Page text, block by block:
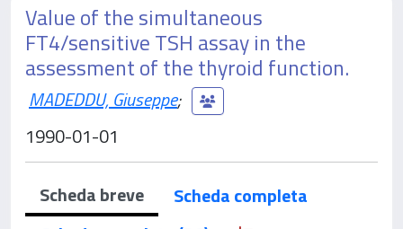
Value of the simultaneous
FT4/sensitive TSH assay in the
assessment of the thyroid function.
MADEDDU, Giuseppe;
1990-01-01
Scheda breve
Scheda completa